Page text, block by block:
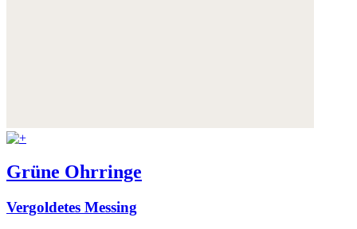
Grüne Ohrringe
Vergoldetes Messing